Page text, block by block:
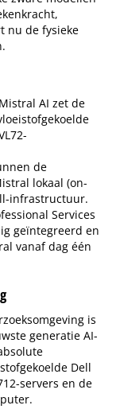
nu de fysieke
Mistral AI zet de
de
lokaal (on-
infrastructuur.
Services
geïntegreerd en
vanaf dag één
is
generatie AI-
Dell
servers en de